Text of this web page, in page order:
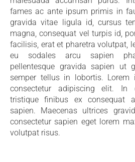
fames ac ante ipsum primis in
gravida vitae ligula id, cursus
magna, consequat vel turpis id,
facilisis, erat et pharetra volutpat,
eu sodales arcu sapien
pellentesque gravida sapien ut
semper tellus in lobortis.
consectetur adipiscing elit. In
tristique finibus ex consequat
sapien. Maecenas ultrices
consectetur sapien eget lorem
volutpat risus.